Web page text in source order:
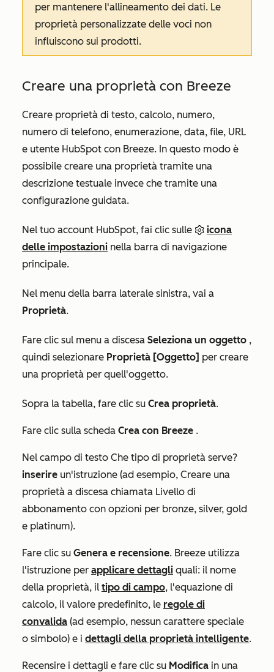
per mantenere l'allineamento dei dati. Le
proprietà personalizzate delle voci non
influiscono sui prodotti.
Creare una proprietà con Breeze
Creare proprietà di testo, calcolo, numero,
numero di telefono, enumerazione, data, file, URL
e utente HubSpot con Breeze. In questo modo è
possibile creare una proprietà tramite una
descrizione testuale invece che tramite una
configurazione guidata.
Nel tuo account HubSpot, fai clic sulle
icona
delle impostazioni nella barra di navigazione
principale.
Nel menu della barra laterale sinistra, vai a
Proprietà.
Fare clic sul menu a discesa Seleziona un oggetto ,
quindi selezionare Proprietà [Oggetto] per creare
una proprietà per quell'oggetto.
Sopra la tabella, fare clic su Crea proprietà.
Fare clic sulla scheda Crea con Breeze .
Nel campo di testo Che tipo di proprietà serve?
inserire un'istruzione (ad esempio, Creare una
proprietà a discesa chiamata Livello di
abbonamento con opzioni per bronze, silver, gold
e platinum).
Fare clic su Genera e recensione. Breeze utilizza
l'istruzione per applicare dettagli quali: il nome
della proprietà, il tipo di campo, l'equazione di
calcolo, il valore predefinito, le regole di
convalida (ad esempio, nessun carattere speciale
o simbolo) e i dettagli della proprietà intelligente.
Recensire i dettagli e fare clic su Modifica in una